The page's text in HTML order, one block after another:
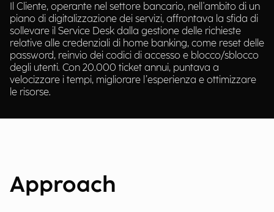
Il Cliente, operante nel settore bancario, nell'ambito di un
piano di digitalizzazione dei servizi, affrontava la sfida di
sollevare il Service Desk dalla gestione delle richieste
relative alle credenziali di home banking, come reset delle
password, reinvio dei codici di accesso e blocco/sblocco
degli utenti. Con 20.000 ticket annui, puntava a
velocizzare i tempi, migliorare l’esperienza e ottimizzare
le risorse.
Approach